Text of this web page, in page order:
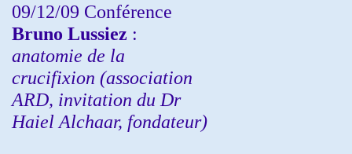
09/12/09 Conférence
Bruno Lussiez :
anatomie de la
crucifixion (association
ARD, invitation du Dr
Haiel Alchaar, fondateur)